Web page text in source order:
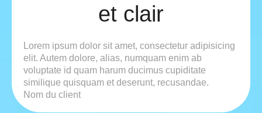
et clair
Lorem ipsum dolor sit amet, consectetur adipisicing
elit. Autem dolore, alias, numquam enim ab
voluptate id quam harum ducimus cupiditate
similique quisquam et deserunt, recusandae.
Nom du client